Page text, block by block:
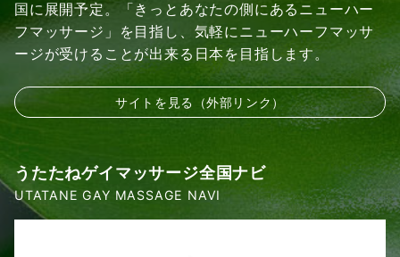
国に展開予定。「きっとあなたの側にあるニューハー
フマッサージ」を目指し、気軽にニューハーフマッサ
ージが受けることが出来る日本を目指します。
サイトを見る（外部リンク）
うたたねゲイマッサージ全国ナビ
UTATANE GAY MASSAGE NAVI